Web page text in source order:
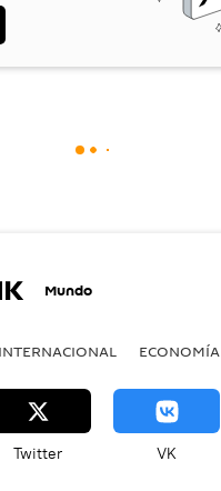
Mundo
INTERNACIONAL ECONOMÍA
Twitter VK